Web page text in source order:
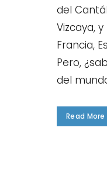
del
Vizcaya,
Francia,
Pero,
del
Read More